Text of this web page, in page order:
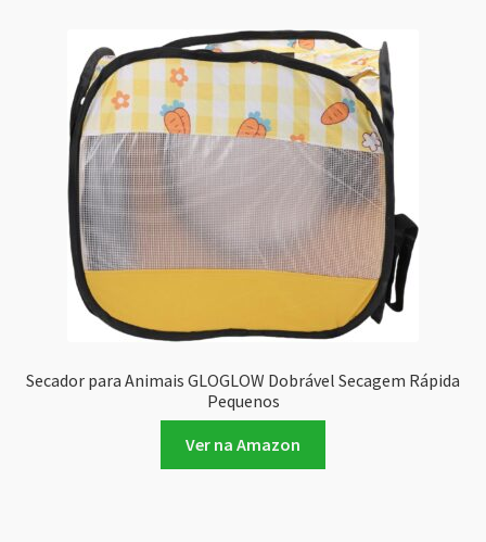
Secador para Animais GLOGLOW Dobrável Secagem Rápida
Pequenos
Ver na Amazon